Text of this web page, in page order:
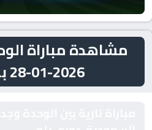
مشاهدة مباراة
2026-01-28 بث مباشر